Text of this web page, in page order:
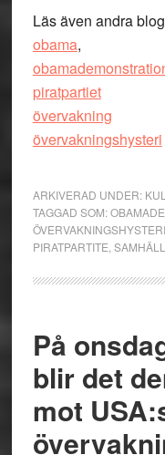
Läs även andra
obama,
piratpartiet
övervakning
övervakningshysteri
ARKIVERAD UNDER:
TAGGAD SOM:
ÖVERVAKNINGSHYSTERI
PIRATPARTITE
På
blir det
mot